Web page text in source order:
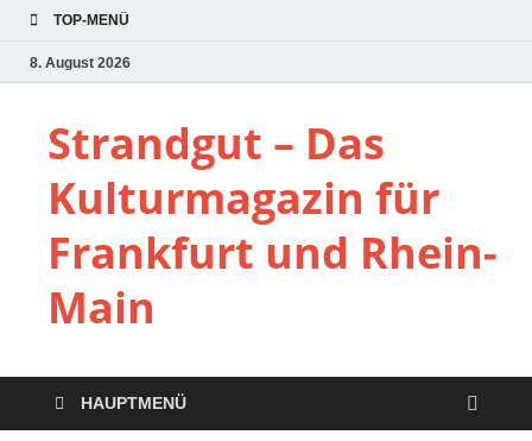
TOP-MENÜ
8. August 2026
Strandgut – Das
Kulturmagazin für
Frankfurt und Rhein-
Main
HAUPTMENÜ